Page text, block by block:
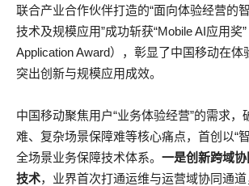
联合产业合作伙伴打造的“面向体验经营的
技术及规模应用”成功斩获“Mobile AI应用奖
Application Award），彰显了中国移动在体
突出创新与规模应用成效。
中国移动聚焦用户“业务体验经营”的需求，
难、复杂场景保障难等核心痛点，首创以“
全场景业务保障技术体系。 一是创新跨域
技术，业界首次打通运维与运营域协同通